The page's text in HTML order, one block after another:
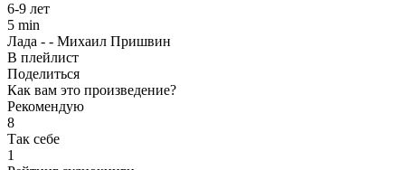
6-9 лет
5 min
Лада - - Михаил Пришвин
В плейлист
Поделиться
Как вам это произведение?
Рекомендую
8
Так себе
1